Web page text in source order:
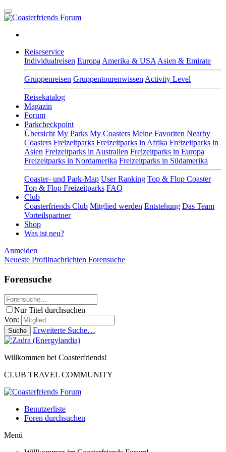
Reiseservice
Individualreisen Europa Amerika & USA Asien & Emirate
Gruppenreisen Gruppentourenwissen Activity Level
Reisekatalog
Magazin
Forum
Parkcheckpoint
Übersicht My Parks My Coasters Meine Favoriten Nearby
Coasters Freizeitparks Freizeitparks in Afrika Freizeitparks in
Asien Freizeitparks in Australien Freizeitparks in Europa
Freizeitparks in Nordamerika Freizeitparks in Südamerika
Coaster- und Park-Map User Ranking Top & Flop Coaster
Top & Flop Freizeitparks FAQ
Club
Coasterfriends Club Mitglied werden Entstehung Das Team
Vorteilspartner
Shop
Was ist neu?
Anmelden
Neueste Profilnachrichten Forensuche
Forensuche
Nur Titel durchsuchen
Von:
Suche Erweiterte Suche…
Willkommen bei Coasterfriends!
CLUB TRAVEL COMMUNITY
Benutzerliste
Foren durchsuchen
Menü